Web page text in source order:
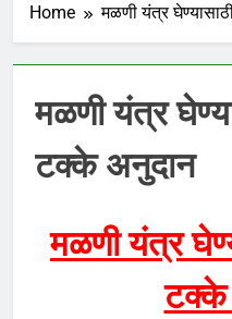
Home मळणी यंत्र
मळणी यंत्र
टक्के अनुदान
मळणी यंत्र
टक्के